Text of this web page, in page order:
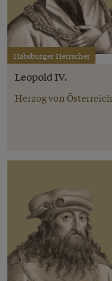
Habsburger Herrscher
Leopold IV.
Herzog von Österreich